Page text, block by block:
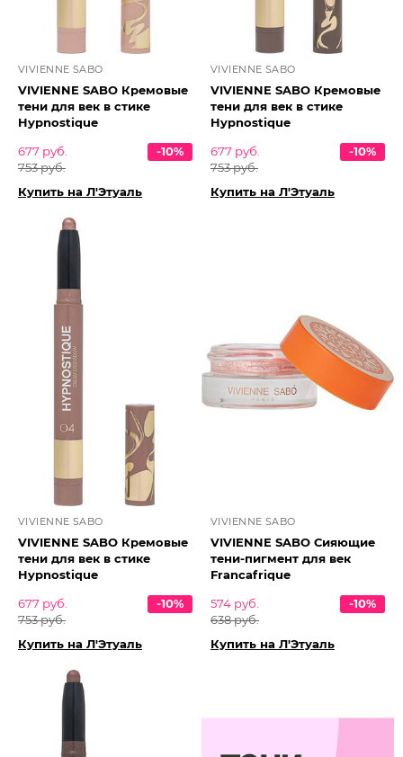
VIVIENNE SABO
VIVIENNE SABO Кремовые
тени для век в стике
Hypnostique
677 руб.
753 руб.
-10%
Купить на Л'Этуаль
VIVIENNE SABO
VIVIENNE SABO Кремовые
тени для век в стике
Hypnostique
677 руб.
753 руб.
-10%
Купить на Л'Этуаль
VIVIENNE SABO
VIVIENNE SABO Кремовые
тени для век в стике
Hypnostique
677 руб.
753 руб.
-10%
Купить на Л'Этуаль
VIVIENNE SABO
VIVIENNE SABO Сияющие
тени-пигмент для век
Francafrique
574 руб.
638 руб.
-10%
Купить на Л'Этуаль